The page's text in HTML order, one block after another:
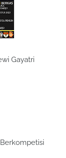
Gayatri